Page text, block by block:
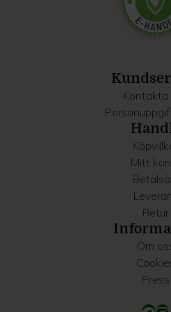
Dessa kan i sin tur kombinera
information som du har
samlat in när du har använt
Kontakta
Mitt
Retur
Om
Press